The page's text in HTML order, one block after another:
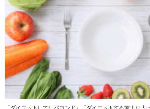
「ダイエットしてリバウンド」「ダイエットする前より太